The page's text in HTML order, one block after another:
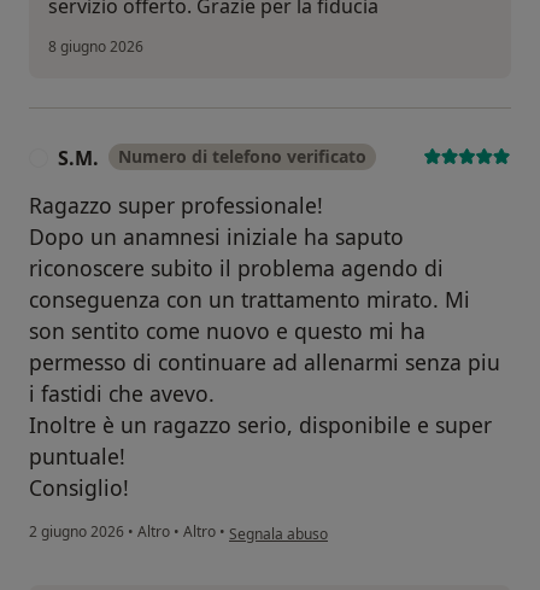
servizio offerto. Grazie per la fiducia
8 giugno 2026
S.M. Numero di telefono verificato
Ragazzo super professionale!
Dopo un anamnesi iniziale ha saputo
riconoscere subito il problema agendo di
conseguenza con un trattamento mirato. Mi
son sentito come nuovo e questo mi ha
permesso di continuare ad allenarmi senza piu
i fastidi che avevo.
Inoltre è un ragazzo serio, disponibile e super
puntuale!
Consiglio!
2 giugno 2026 • Altro • Altro • secondo l'opinione dell'utente S.M.
Segnala abuso